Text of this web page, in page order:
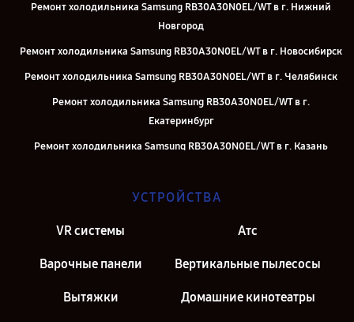
Ремонт холодильника Samsung RB30A30N0EL/WT в г. Нижний
Новгород
Ремонт холодильника Samsung RB30A30N0EL/WT в г. Новосибирск
Ремонт холодильника Samsung RB30A30N0EL/WT в г. Челябинск
Ремонт холодильника Samsung RB30A30N0EL/WT в г.
Екатеринбург
Ремонт холодильника Samsung RB30A30N0EL/WT в г. Казань
Ремонт холодильника Samsung RB30A30N0EL/WT в г. Санкт-
УСТРОЙСТВА
VR системы Атс
Варочные панели Вертикальные пылесосы
Вытяжки Домашние кинотеатры